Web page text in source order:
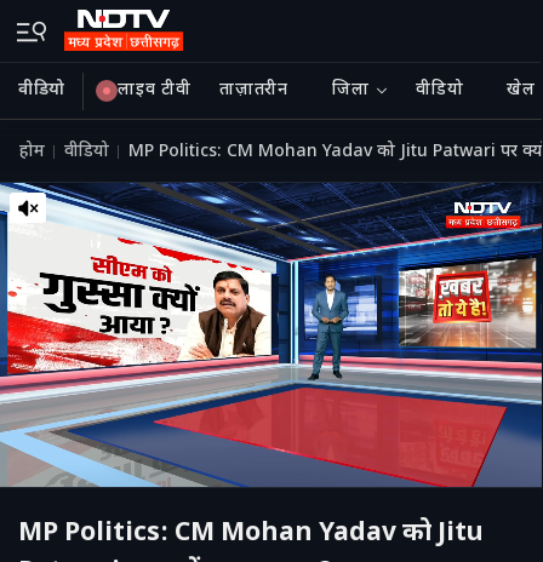
वीडियो लाइव टीवी ताज़ातरीन जिला वीडियो खेल
होम वीडियो MP Politics: CM Mohan Yadav को Jitu Patwari पर
MP Politics: CM Mohan Yadav को Jitu